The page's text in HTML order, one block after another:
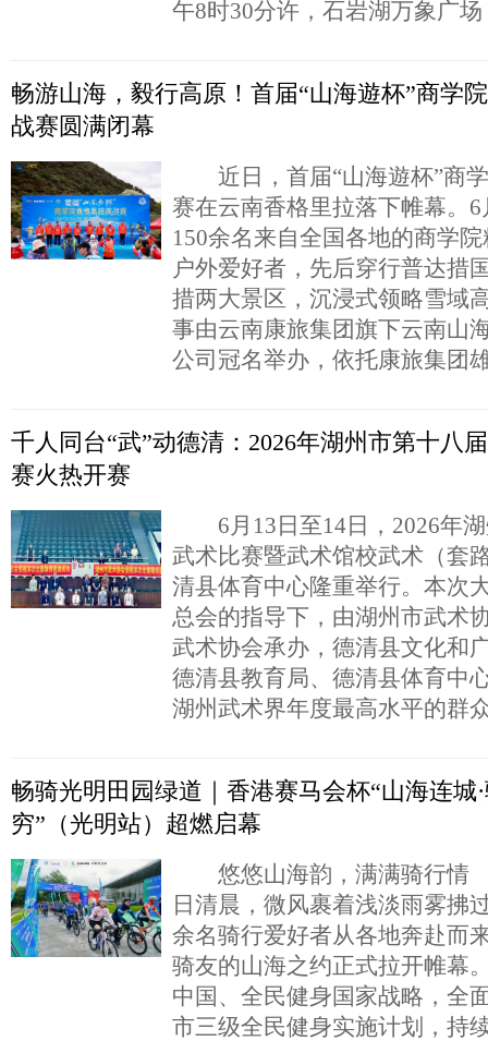
午8时30分许，石岩湖万象广场
畅游山海，毅行高原！首届“山海遊杯”商学
战赛圆满闭幕
近日，首届“山海遊杯”商学
赛在云南香格里拉落下帷幕。
150余名来自全国各地的商学
户外爱好者，先后穿行普达措
措两大景区，沉浸式领略雪域
事由云南康旅集团旗下云南山
公司冠名举办，依托康旅集团
千人同台“武”动德清：2026年湖州市第十八
赛火热开赛
6月13日至14日，2026年湖
武术比赛暨武术馆校武术（套
清县体育中心隆重举行。本次
总会的指导下，由湖州市武术
武术协会承办，德清县文化和
德清县教育局、德清县体育中
湖州武术界年度最高水平的群
畅骑光明田园绿道｜香港赛马会杯“山海连城
穷”（光明站）超燃启幕
悠悠山海韵，满满骑行
日清晨，微风裹着浅淡雨雾拂
余名骑行爱好者从各地奔赴而
骑友的山海之约正式拉开帷幕
中国、全民健身国家战略，全
市三级全民健身实施计划，持